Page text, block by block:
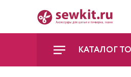
КАТАЛОГ